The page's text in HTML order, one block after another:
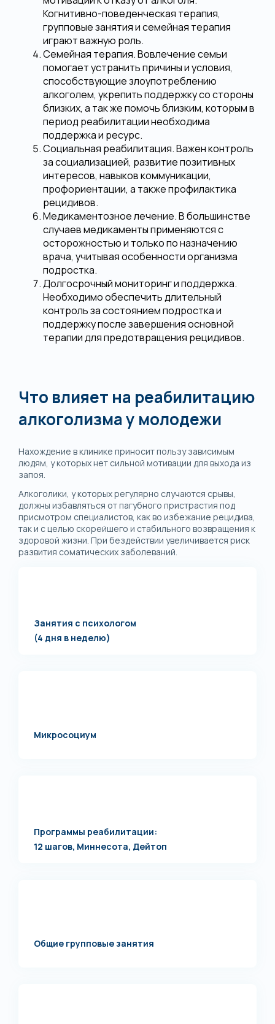
Когнитивно-поведенческая терапия,
групповые занятия и семейная терапия
играют важную роль.
Семейная терапия.Вовлечение семьи
помогает устранить причины и условия,
способствующие злоупотреблению
алкоголем, укрепить поддержку со стороны
близких, а так же помочь близким, которым в
период реабилитации необходима
поддержка и ресурс.
Социальная реабилитация.Важен контроль
за социализацией, развитие позитивных
интересов, навыков коммуникации,
профориентации, а также профилактика
рецидивов.
Медикаментозное лечение.В большинстве
случаев медикаменты применяются с
осторожностью и только по назначению
врача, учитывая особенности организма
подростка.
Долгосрочный мониторинг и поддержка.
Необходимо обеспечить длительный
контроль за состоянием подростка и
поддержку после завершения основной
терапии для предотвращения рецидивов.
Что влияет на реабилитацию
алкоголизма у молодежи
Нахождение в клинике приносит пользу зависимым
людям, у которых нет сильной мотивации для выхода из
запоя.
Алкоголики, у которых регулярно случаются срывы,
должны избавляться от пагубного пристрастия под
присмотром специалистов, как во избежание рецидива,
так и с целью скорейшего и стабильного возвращения к
здоровой жизни. При бездействии увеличивается риск
развития соматических заболеваний.
Занятия с психологом
(4 дня в неделю)
Микросоциум
Программы реабилитации:
12 шагов, Миннесота, Дейтоп
Общие групповые занятия